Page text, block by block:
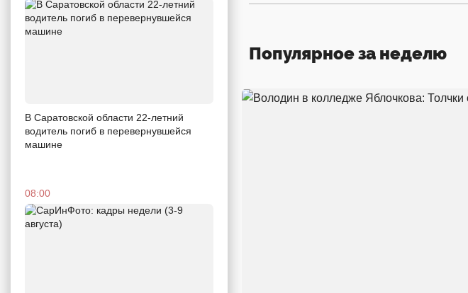
В Саратовской области 22-летний
водитель погиб в перевернувшейся
машине
08:00
Популярное за неделю